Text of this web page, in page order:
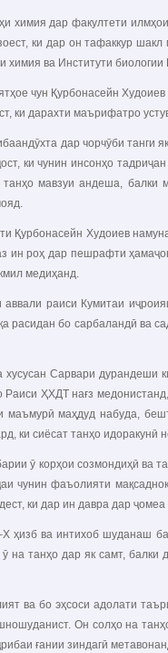
химия дар факултети
ки дар он тафаккур
химия ва Институти
чун Қурбонасейн
ки дарахти маърифатро
дар чорчӯби танги
ки чунин инсонҳо
мавзуи андеша,
Қурбонасейн Худоиев
ин роҳ дар пешрафти
медиҳанд.
аввали раиси Кумитаи
расидан бо сарбаландӣ ва
хусусан Сарвари
ҲХДТ нағз
маъмурӣ маҳдуд набуда,
ки сиёсат танҳо
ӯ корҳои созмондиҳӣ ва
чунин фаъолияти
ки дар ин давра дар
ҳизб ва интихоб шуданаш
на танҳо дар як самт,
ва бо эҳсоси адолати
Он солҳо на
ғании зиндагӣ